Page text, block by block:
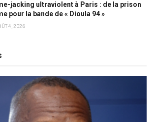
jacking ultraviolent à Paris : de la prison
pour la bande de « Dioula 94 »
4, 2026